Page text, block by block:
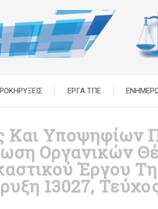
ΕΡΓΑ ΤΠΕ
Και Υποψηφίων
Οργανικών
Έργου
13027,